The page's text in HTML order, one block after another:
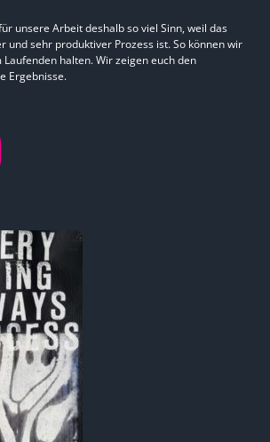
unsere Arbeit deshalb so viel Sinn, weil das
und sehr produktiver Prozess ist. So können wir
halten. Wir zeigen euch den
Ergebnisse.